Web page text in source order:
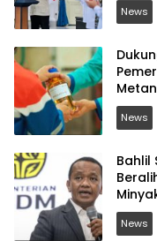
News
News
Bahlil
News